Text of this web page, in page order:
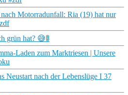
Motorradunfall: Ria (19) hat nur
grün hat? 😅🚦
Laden zum Marktriesen | Unsere
Neustart nach der Lebenslüge I 37